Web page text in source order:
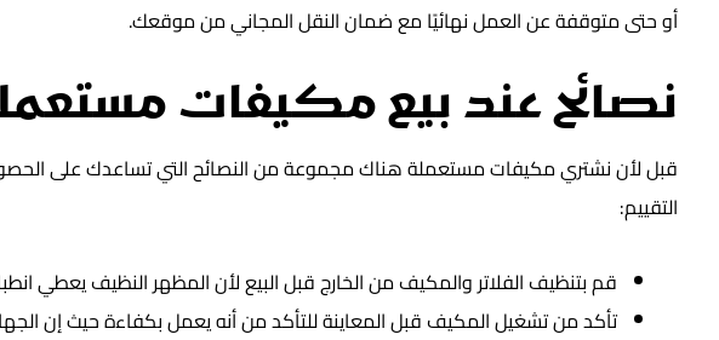
أو حتى متوقفة عن العمل نهائيًا مع ضمان النقل المجاني من موقعك.
نصائح عند بيع مكيفات
قبل لأن نشتري مكيفات مستعملة هناك مجموعة من النصائح التي تساعدك على
التقييم:
قم بتنظيف الفلاتر والمكيف من الخارج قبل البيع لأن المظهر النظيف يعطي
تأكد من تشغيل المكيف قبل المعاينة للتأكد من أنه يعمل بكفاءة حيث إن